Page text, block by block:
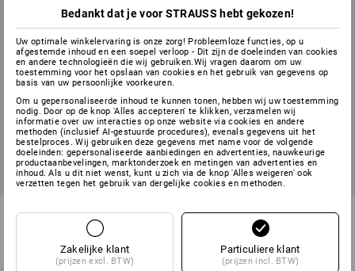
stretch hoofdband
€ 10,77
kleur
€ 3,38
Bedankt dat je voor STRAUSS hebt gekozen!
Uw optimale winkelervaring is onze zorg! Probleemloze functies, op u
afgestemde inhoud en een soepel verloop - Dit zijn de doeleinden van cookies
en andere technologieën die wij gebruiken.Wij vragen daarom om uw
toestemming voor het opslaan van cookies en het gebruik van gegevens op
basis van uw persoonlijke voorkeuren.
Om u gepersonaliseerde inhoud te kunnen tonen, hebben wij uw toestemming
nodig. Door op de knop 'Alles accepteren' te klikken, verzamelen wij
informatie over uw interacties op onze website via cookies en andere
methoden (inclusief AI-gestuurde procedures), evenals gegevens uit het
bestelproces. Wij gebruiken deze gegevens met name voor de volgende
doeleinden: gepersonaliseerde aanbiedingen en advertenties, nauwkeurige
productaanbevelingen, marktonderzoek en metingen van advertenties en
inhoud. Als u dit niet wenst, kunt u zich via de knop 'Alles weigeren' ook
verzetten tegen het gebruik van dergelijke cookies en methoden.
Zakelijke klant
(prijzen excl. BTW)
Particuliere klant
(prijzen incl. BTW)